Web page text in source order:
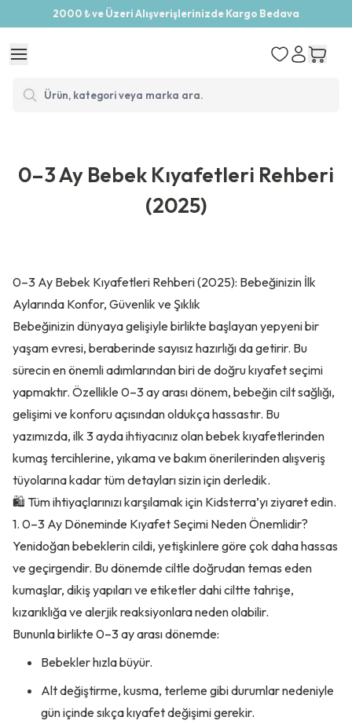
2000 ₺ ve Üzeri Alışverişlerinizde Kargo Bedava
0–3 Ay Bebek Kıyafetleri Rehberi
(2025)
0–3 Ay Bebek Kıyafetleri Rehberi (2025): Bebeğinizin İlk
Aylarında Konfor, Güvenlik ve Şıklık
Bebeğinizin dünyaya gelişiyle birlikte başlayan yepyeni bir
yaşam evresi, beraberinde sayısız hazırlığı da getirir. Bu
sürecin en önemli adımlarından biri de doğru kıyafet seçimi
yapmaktır. Özellikle 0–3 ay arası dönem, bebeğin cilt sağlığı,
gelişimi ve konforu açısından oldukça hassastır. Bu
yazımızda, ilk 3 ayda ihtiyacınız olan bebek kıyafetlerinden
kumaş tercihlerine, yıkama ve bakım önerilerinden alışveriş
tüyolarına kadar tüm detayları sizin için derledik.
🛍 Tüm ihtiyaçlarınızı karşılamak için Kidsterra’yı ziyaret edin.
1. 0–3 Ay Döneminde Kıyafet Seçimi Neden Önemlidir?
Yenidoğan bebeklerin cildi, yetişkinlere göre çok daha hassas
ve geçirgendir. Bu dönemde ciltle doğrudan temas eden
kumaşlar, dikiş yapıları ve etiketler dahi ciltte tahrişe,
kızarıklığa ve alerjik reaksiyonlara neden olabilir.
Bununla birlikte 0–3 ay arası dönemde:
Bebekler hızla büyür.
Alt değiştirme, kusma, terleme gibi durumlar nedeniyle
gün içinde sıkça kıyafet değişimi gerekir.